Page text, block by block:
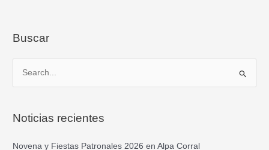
Buscar
cNoticias recientes
Novena y Fiestas Patronales 2026 en Alpa Corral